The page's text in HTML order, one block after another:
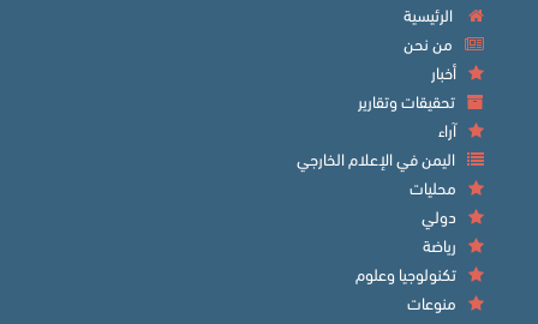
الرئيسية
من نحن
أخبار
تحقيقات وتقارير
آراء
اليمن في الإعلام الخارجي
محليات
دولي
رياضة
تكنولوجيا وعلوم
منوعات